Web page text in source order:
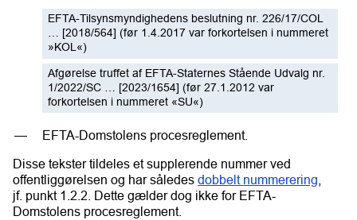
EFTA-Tilsynsmyndighedens beslutning nr. 226/17/COL
… [2018/564] (før 1.4.2017 var forkortelsen i nummeret
»KOL«)
Afgørelse truffet af EFTA-Staternes Stående Udvalg nr.
1/2022/SC … [2023/1654] (før 27.1.2012 var
forkortelsen i nummeret «SU«)
EFTA-Domstolens procesreglement.
Disse tekster tildeles et supplerende nummer ved
offentliggørelsen og har således dobbelt nummerering
jf. punkt 1.2.2. Dette gælder dog ikke for EFTA-
Domstolens procesreglement.